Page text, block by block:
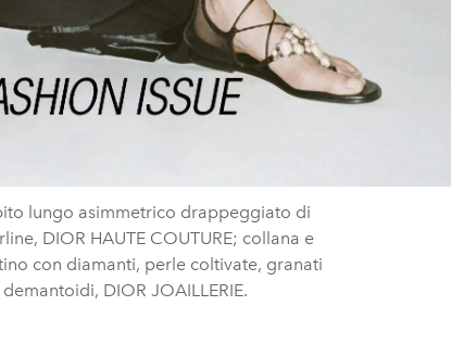
lungo asimmetrico drappeggiato di
DIOR HAUTE COUTURE; collana e
con diamanti, perle coltivate, granati
DIOR JOAILLERIE.